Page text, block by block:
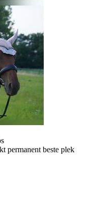
permanent beste plek